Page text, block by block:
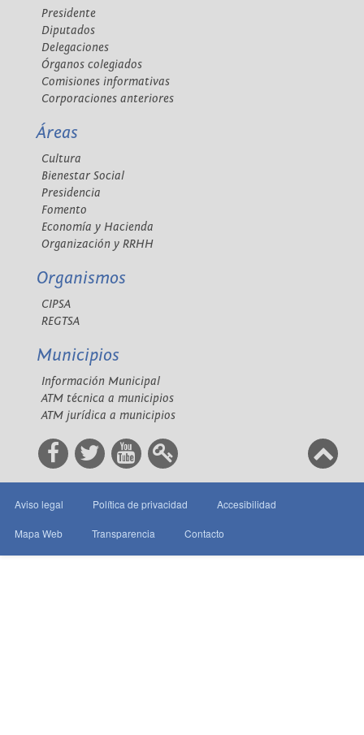
Presidente
Diputados
Delegaciones
Órganos colegiados
Comisiones informativas
Corporaciones anteriores
Áreas
Cultura
Bienestar Social
Presidencia
Fomento
Economía y Hacienda
Organización y RRHH
Organismos
CIPSA
REGTSA
Municipios
Información Municipal
ATM técnica a municipios
ATM jurídica a municipios
Aviso legal Política de privacidad Accesibilidad
Mapa Web Transparencia Contacto